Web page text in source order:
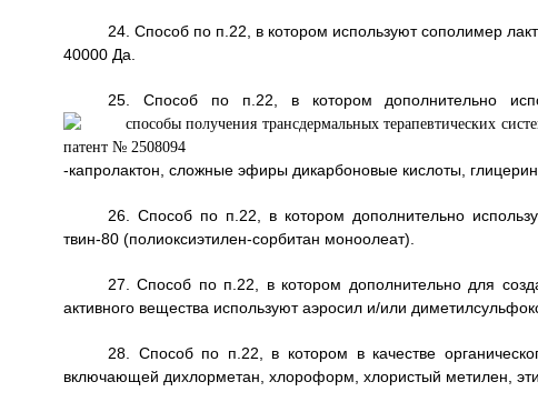
24. Способ по п.22, в котором используют сополимер
40000 Да.
25. Способ по п.22, в котором дополнительно
-капролактон, сложные эфиры дикарбоновые кислоты, глицерин.
26. Способ по п.22, в котором дополнительно
твин-80 (полиоксиэтилен-сорбитан моноолеат).
27. Способ по п.22, в котором дополнительно для
активного вещества используют аэросил и/или
28. Способ по п.22, в котором в качестве
включающей дихлорметан, хлороформ, хлористый метилен,